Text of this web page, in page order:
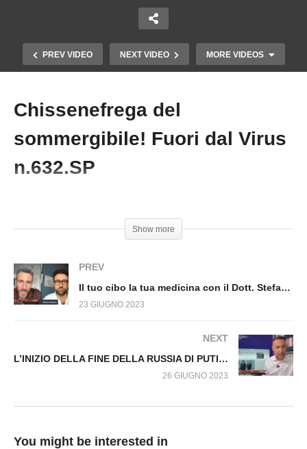
PREV VIDEO NEXT VIDEO MORE VIDEOS
Copy Embed Code
LA CENSURA SU INTERNET IN EUROPA. Fuori
dal Virus n.629.SP
Chissenefrega del
sommergibile! Fuori dal Virus
n.632.SP
Show more
PREV
Il tuo cibo la tua medicina con il Dott. Stefano Manera. Fuori dal Virus n.630.SP
23 GIUGNO 2023
NEXT
L’INIZIO DELLA FINE DELLA RUSSIA DI PUTIN dicono LE TELEFINZIONI. Fuori dal Virus n.633.SP
26 GIUGNO 2023
You might be interested in